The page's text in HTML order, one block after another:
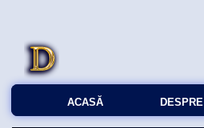
ACASĂ DESPRE